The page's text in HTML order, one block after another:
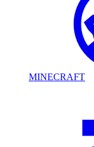
MINECRAFT